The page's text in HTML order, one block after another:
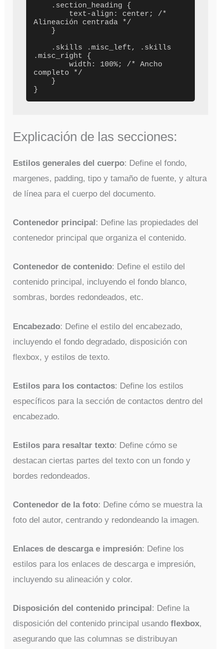
Alineación centrada */
.misc_right {
        width: 100%; /* Ancho
completo */
Explicación de las secciones:
Estilos generales del cuerpo: Define el fondo,
margenes, padding, tipo y tamaño de fuente, y altura
de línea para el cuerpo del documento.
Contenedor principal : Define las propiedades del
contenedor principal que organiza el contenido.
Contenedor de contenido: Define el estilo del
contenido principal, incluyendo el fondo blanco,
sombras, bordes redondeados, etc.
Encabezado: Define el estilo del encabezado,
incluyendo el fondo degradado, disposición con
flexbox, y estilos de texto.
Estilos para los contactos: Define los estilos
específicos para la sección de contactos dentro del
encabezado.
Estilos para resaltar texto: Define cómo se
destacan ciertas partes del texto con un fondo y
bordes redondeados.
Contenedor de la foto: Define cómo se muestra la
foto del autor, centrando y redondeando la imagen.
Enlaces de descarga e impresión: Define los
estilos para los enlaces de descarga e impresión,
incluyendo su alineación y color.
Disposición del contenido principal : Define la
disposición del contenido principal usandoflexbox,
asegurando que las columnas se distribuyan